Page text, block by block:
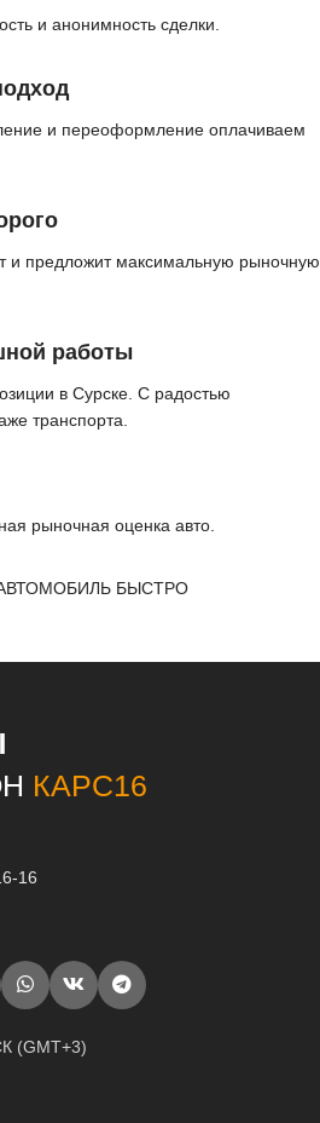
и анонимность сделки.
и переоформление оплачиваем
и предложит максимальную рыночную
работы
в Сурске. С радостью
транспорта.
рыночная оценка авто.
БЫСТРО
КАРС16
16
(GMT+3)